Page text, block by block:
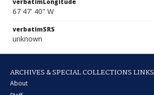
verbatimLongitude
67 47' 40" W
verbatimSRS
unknown
ARCHIVES & SPECIAL COLLECTIONS LINKS
About